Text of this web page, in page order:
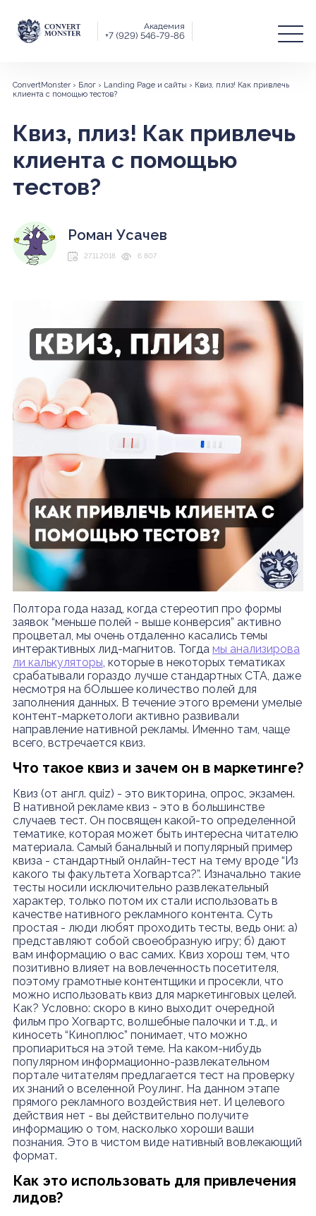
Академия
+7 (929) 546-79-86
ConvertMonster› Блог› Landing Page и сайты › Квиз, плиз! Как привлечь
клиента с помощью тестов?
Квиз, плиз! Как привлечь
клиента с помощью
тестов?
Роман Усачев
27.11.2018 6 807
Полтора года назад, когда стереотип про формы
заявок “меньше полей - выше конверсия” активно
процветал, мы очень отдаленно касались темы
интерактивных лид-магнитов. Тогда мы анализирова
ли калькуляторы, которые в некоторых тематиках
срабатывали гораздо лучше стандартных CTA, даже
несмотря на бОльшее количество полей для
заполнения данных. В течение этого времени умелые
контент-маркетологи активно развивали
направление нативной рекламы. Именно там, чаще
всего, встречается квиз.
Что такое квиз и зачем он в маркетинге?
Квиз (от англ. quiz) - это викторина, опрос, экзамен.
В нативной рекламе квиз - это в большинстве
случаев тест. Он посвящен какой-то определенной
тематике, которая может быть интересна читателю
материала. Самый банальный и популярный пример
квиза - стандартный онлайн-тест на тему вроде “Из
какого ты факультета Хогвартса?”. Изначально такие
тесты носили исключительно развлекательный
характер, только потом их стали использовать в
качестве нативного рекламного контента. Суть
простая - люди любят проходить тесты, ведь они: а)
представляют собой своеобразную игру; б) дают
вам информацию о вас самих. Квиз хорош тем, что
позитивно влияет на вовлеченность посетителя,
поэтому грамотные контентщики и просекли, что
можно использовать квиз для маркетинговых целей.
Как? Условно: скоро в кино выходит очередной
фильм про Хогвартс, волшебные палочки и т.д., и
киносеть “Киноплюс” понимает, что можно
пропиариться на этой теме. На каком-нибудь
популярном информационно-развлекательном
портале читателям предлагается тест на проверку
их знаний о вселенной Роулинг. На данном этапе
прямого рекламного воздействия нет. И целевого
действия нет - вы действительно получите
информацию о том, насколько хороши ваши
познания. Это в чистом виде нативный вовлекающий
формат.
Как это использовать для привлечения
лидов?